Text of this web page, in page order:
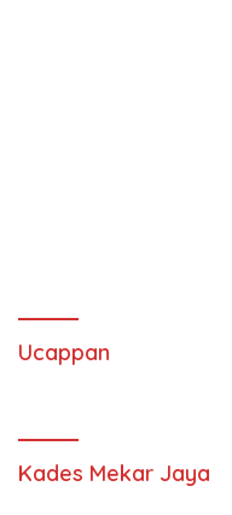
Ucappan
Kades Mekar Jaya